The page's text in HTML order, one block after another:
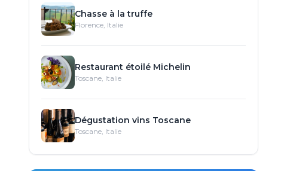
Chasse à la truffe
Florence, Italie
Restaurant étoilé Michelin
Toscane, Italie
Dégustation vins Toscane
Toscane, Italie